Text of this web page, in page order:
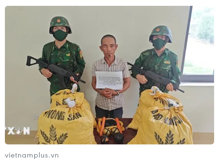
vietnamplus.vn